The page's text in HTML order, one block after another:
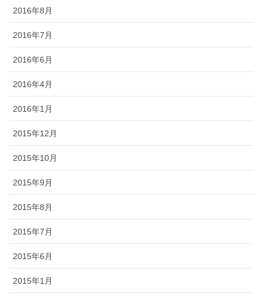
2016年8月
2016年7月
2016年6月
2016年4月
2016年1月
2015年12月
2015年10月
2015年9月
2015年8月
2015年7月
2015年6月
2015年1月